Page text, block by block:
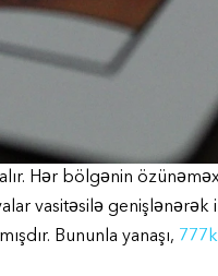
Hər bölgənin
vasitəsilə genişlənərək
Bununla yanaşı,